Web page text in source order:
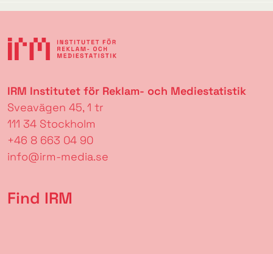
IRM Institutet för Reklam- och Mediestatistik
Sveavägen 45, 1 tr
111 34 Stockholm
+46 8 663 04 90
info@irm-media.se
Find IRM